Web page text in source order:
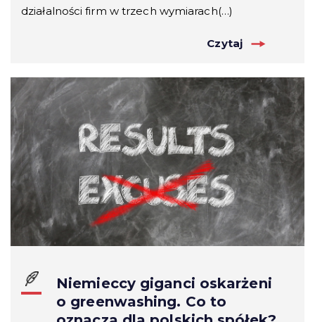
działalności firm w trzech wymiarach(…)
Czytaj
Niemieccy giganci oskarżeni
o greenwashing. Co to